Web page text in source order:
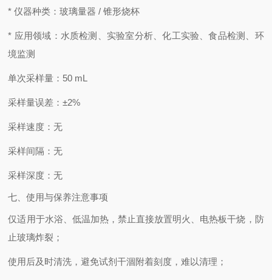
* 仪器种类：玻璃量器 / 锥形烧杯
* 应用领域：水质检测、实验室分析、化工实验、食品检测、环
境监测
单次采样量：50 mL
采样量误差：±2%
采样速度：无
采样间隔：无
采样深度：无
七、使用与保养注意事项
仅适用于水浴、低温加热，禁止直接放置明火、电热板干烧，防
止玻璃炸裂；
使用后及时清洗，避免试剂干涸附着刻度，难以清理；